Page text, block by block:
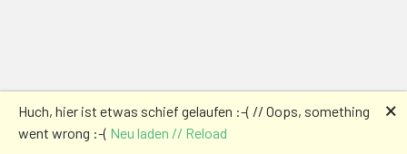
Huch, hier ist etwas schief gelaufen :-( // Oops, something
went wrong :-( Neu laden // Reload
🗙